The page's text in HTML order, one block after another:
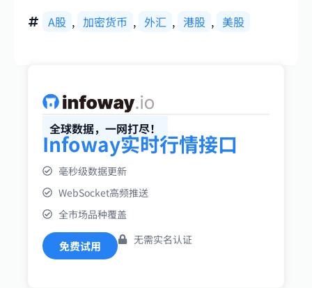
A股 , 加密货币 , 外汇 , 港股 , 美股
全球数据，一网打尽！
Infoway实时行情接口
毫秒级数据更新
WebSocket高频推送
全市场品种覆盖
免费试用 无需实名认证